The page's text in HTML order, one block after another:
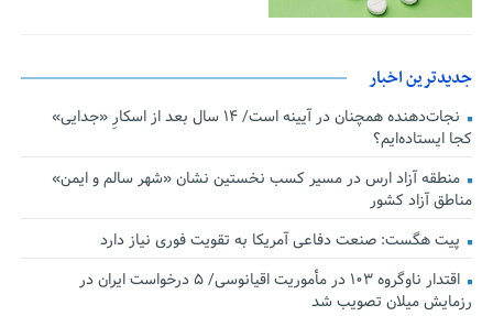
جدیدترین اخبار
نجات‌دهنده‌ همچنان در آیینه است/ ۱۴ سال بعد از اسکارِ «جدایی»
کجا ایستاده‌ایم؟
منطقه آزاد ارس در مسیر کسب نخستین نشان «شهر سالم و ایمن»
مناطق آزاد کشور
پیت هگست: صنعت دفاعی آمریکا به تقویت فوری نیاز دارد
اقتدار ناوگروه ۱۰۳ در مأموریت‌ اقیانوسی/ ۵ درخواست ایران در
رزمایش میلان تصویب شد